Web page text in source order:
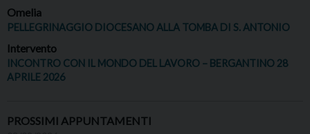
Omelia
PELLEGRINAGGIO DIOCESANO ALLA TOMBA DI S. ANTONIO
Intervento
INCONTRO CON IL MONDO DEL LAVORO – BERGANTINO 28
APRILE 2026
PROSSIMI APPUNTAMENTI